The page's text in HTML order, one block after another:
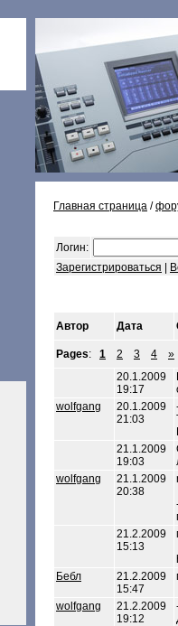
Главная страница /
Логин:
Зарегистрироваться
Автор Дата
Pages: 1 2 3 4
»
20.1.2009
19:17
wolfgang
20.1.2009
21:03
21.1.2009
19:03
wolfgang
21.1.2009
20:38
21.2.2009
15:13
Бебл
21.2.2009
15:47
wolfgang
21.2.2009
19:12